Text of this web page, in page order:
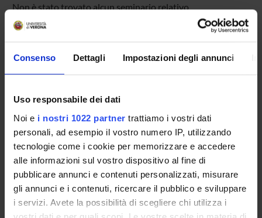
Consenso Dettagli Impostazioni degli annunci
Uso responsabile dei dati
Noi e i nostri 1022 partner trattiamo i vostri dati
personali, ad esempio il vostro numero IP, utilizzando
tecnologie come i cookie per memorizzare e accedere
alle informazioni sul vostro dispositivo al fine di
pubblicare annunci e contenuti personalizzati, misurare
gli annunci e i contenuti, ricercare il pubblico e sviluppare
i servizi. Avete la possibilità di scegliere chi utilizza i
Non è stato trovato alcun seminario relativo
all'insegnamento Sviluppo di sistemi software orientato ai
dati.
DOTTORATI, MASTER E FORMAZIONE SUPERIORE
Contatti
Persone
Luoghi